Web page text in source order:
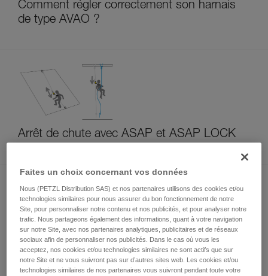
Comment régler correctement son harnais
de type AVAO ?
Arrêt de chute avec ASAP et ASAP LOCK
Test de fonctionnement à chaque installation
de ASAP ou ASAP LOCK
Faites un choix concernant vos données
Nous (PETZL Distribution SAS) et nos partenaires utilisons des cookies et/ou
technologies similaires pour nous assurer du bon fonctionnement de notre
Site, pour personnaliser notre contenu et nos publicités, et pour analyser notre
trafic. Nous partageons également des informations, quant à votre navigation
sur notre Site, avec nos partenaires analytiques, publicitaires et de réseaux
sociaux afin de personnaliser nos publicités. Dans le cas où vous les
acceptez, nos cookies et/ou technologies similaires ne sont actifs que sur
notre Site et ne vous suivront pas sur d’autres sites web. Les cookies et/ou
technologies similaires de nos partenaires vous suivront pendant toute votre